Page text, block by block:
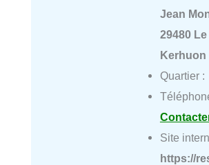
Jean
29480
Kerhuon
Quartier :
Site
https://